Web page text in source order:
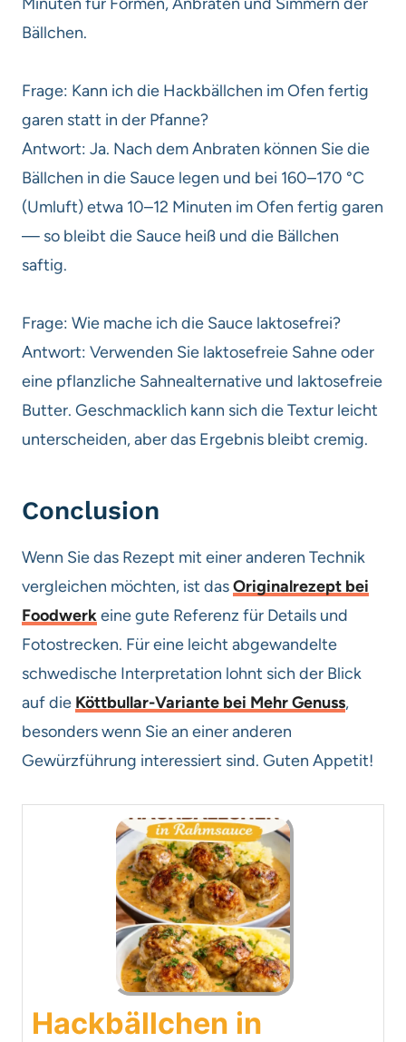
Bällchen.
Frage: Kann ich die Hackbällchen im Ofen fertig
garen statt in der Pfanne?
Antwort: Ja. Nach dem Anbraten können Sie die
Bällchen in die Sauce legen und bei 160–170 °C
(Umluft) etwa 10–12 Minuten im Ofen fertig garen
— so bleibt die Sauce heiß und die Bällchen
saftig.
Frage: Wie mache ich die Sauce laktosefrei?
Antwort: Verwenden Sie laktosefreie Sahne oder
eine pflanzliche Sahnealternative und laktosefreie
Butter. Geschmacklich kann sich die Textur leicht
unterscheiden, aber das Ergebnis bleibt cremig.
Conclusion
Wenn Sie das Rezept mit einer anderen Technik
vergleichen möchten, ist dasOriginalrezept bei
Foodwerkeine gute Referenz für Details und
Fotostrecken. Für eine leicht abgewandelte
schwedische Interpretation lohnt sich der Blick
auf die Köttbullar-Variante bei Mehr Genuss,
besonders wenn Sie an einer anderen
Gewürzführung interessiert sind. Guten Appetit!
Hackbällchen in